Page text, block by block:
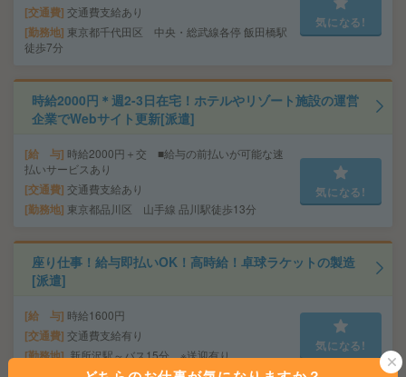
交通費 交通費支給あり
勤務地 東京都千代田区 中央・総武線各停 飯田橋駅
徒歩7分
気になる!
時給2000円＊週2-3日在宅！ホテルやリゾート施設の運営
企業でWebサイト更新[派遣]
給 与 時給2000円＋交 ■給与の前払いが可能な速
払いサービスあり
交通費 交通費支給あり
勤務地 東京都品川区 山手線 品川駅徒歩13分
気になる!
座り仕事！給与即払いOK！高時給！卓球ラケットの製造
[派遣]
給 与 時給1600円
交通費 交通費支給有り
勤務地 新所沢駅～バス15分 ※送迎有り
気になる!